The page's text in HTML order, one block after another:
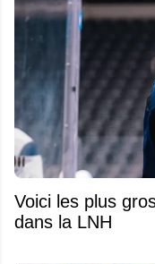
Voici les plus
dans la LNH